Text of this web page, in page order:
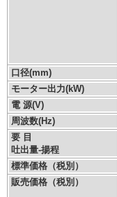
口径(mm)
モーター出力(kW)
電 源(V)
周波数(Hz)
要 目
吐出量-揚程
標準価格（税別）
販売価格（税別）